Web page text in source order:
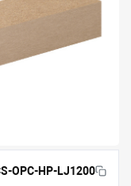
OPC-HP-LJ1200